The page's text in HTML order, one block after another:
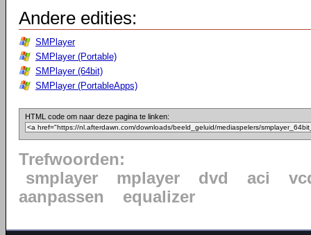
Andere edities:
SMPlayer
SMPlayer (Portable)
SMPlayer (64bit)
SMPlayer (PortableApps)
HTML code om naar deze pagina te linken:
Trefwoorden:
smplayer
mplayer dvd aci
aanpassen
equalizer